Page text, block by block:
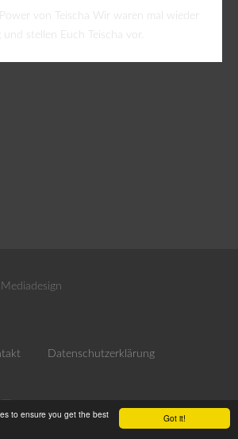
Got it!
to ensure you get the best
von Teischa Wir waren mal wieder
und stellen Euch Teischa vor.
Datenschutzerklärung